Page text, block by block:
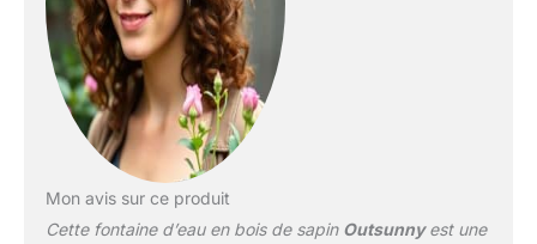
Mon avis sur ce produit
Cette fontaine d’eau en bois de sapin Outsunnyest une